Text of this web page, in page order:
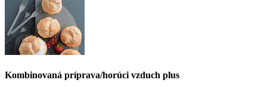
Kombinovaná príprava/horúci vzduch plus